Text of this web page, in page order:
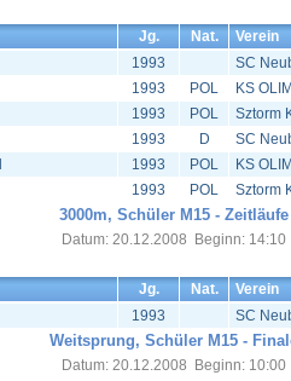
Jg. Nat.
Verein
1993
SC
1993 POL
KS
1993 POL
Sztorm
1993 D
SC
1993 POL
KS
1993 POL Sztorm
3000m, Schüler M15 - Zeitläufe
Datum: 20.12.2008 Beginn: 14:10
Jg. Nat.
Verein
1993 SC
Weitsprung, Schüler M15 -
Datum: 20.12.2008 Beginn: 10:00